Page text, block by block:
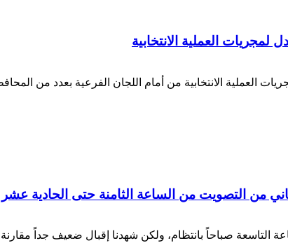
العملية الانتخابية
العملية الانتخابية من أمام اللجان الفرعية بعدد من
من التصويت من الساعة الثامنة حتى الحادية
التاسعة صباحاً بانتظام، ولكن شهدنا إقبال ضعيف جداً